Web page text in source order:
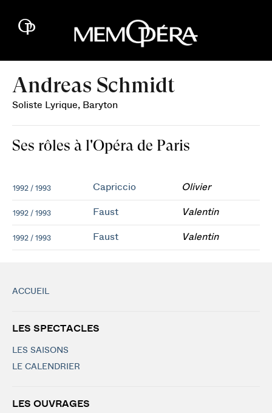
Andreas Schmidt
Soliste Lyrique, Baryton
Ses rôles à l'Opéra de Paris
1992 / 1993 Capriccio Olivier
1992 / 1993 Faust Valentin
1992 / 1993 Faust Valentin
ACCUEIL
LES SPECTACLES
LES SAISONS
LE CALENDRIER
LES OUVRAGES